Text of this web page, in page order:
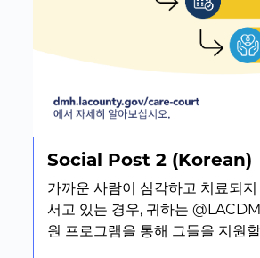
Social Post 2 (Korean)
가까운 사람이 심각하고 치료되
서고 있는 경우, 귀하는
원 프로그램을 통해 그들을 지원